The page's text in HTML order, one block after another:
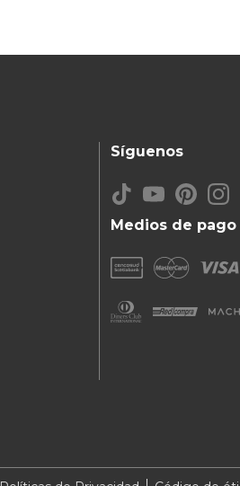
Medios de pago
Síguenos